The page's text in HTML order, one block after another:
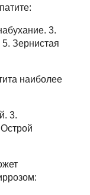
3.
Зернистая
наиболее
3.